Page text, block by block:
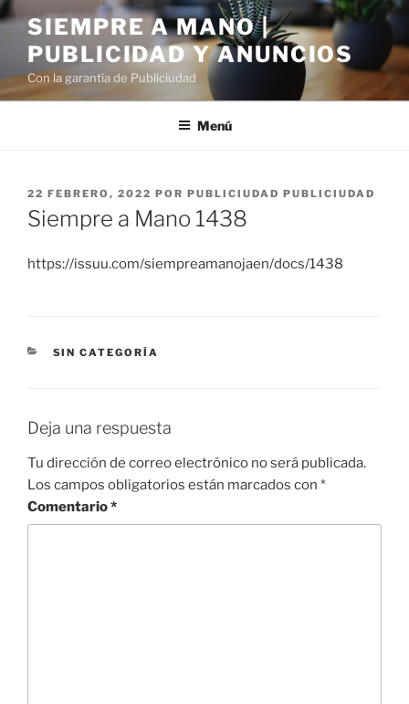
Saltar
contenido
SIEMPRE A MANO |
PUBLICIDAD Y ANUNCIOS
Con la garantía de Publiciudad
Menú
PUBLICADO
EL
22 FEBRERO, 2022 POR PUBLICIUDAD PUBLICIUDAD
Siempre a Mano 1438
https://issuu.com/siempreamanojaen/docs/1438
CATEGORÍAS
SIN CATEGORÍA
Deja una respuesta
Tu dirección de correo electrónico no será publicada.
Los campos obligatorios están marcados con *
Comentario*